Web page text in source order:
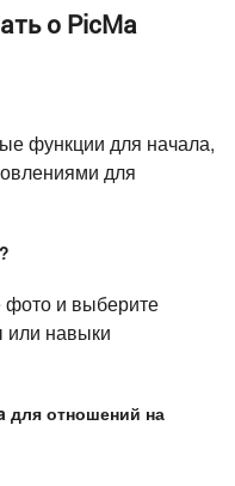
о PicMa
функции для начала,
для
фото и выберите
навыки
для отношений на